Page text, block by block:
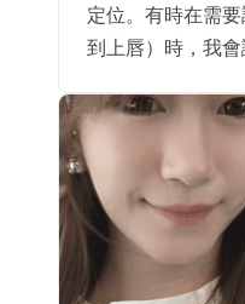
定位。有時在需
到上唇）時，我